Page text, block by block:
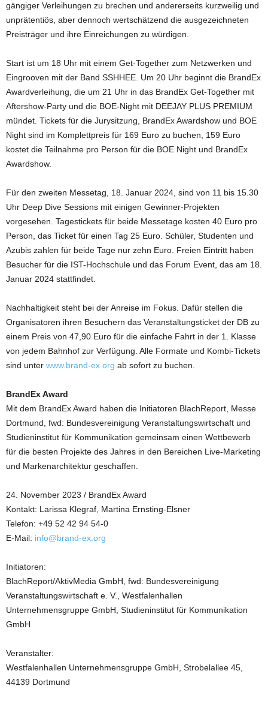
gängiger Verleihungen zu brechen und andererseits kurzweilig und
unprätentiös, aber dennoch wertschätzend die ausgezeichneten
Preisträger und ihre Einreichungen zu würdigen.
Start ist um 18 Uhr mit einem Get-Together zum Netzwerken und
Eingrooven mit der Band SSHHEE. Um 20 Uhr beginnt die BrandEx
Awardverleihung, die um 21 Uhr in das BrandEx Get-Together mit
Aftershow-Party und die BOE-Night mit DEEJAY PLUS PREMIUM
mündet. Tickets für die Jurysitzung, BrandEx Awardshow und BOE
Night sind im Komplettpreis für 169 Euro zu buchen, 159 Euro
kostet die Teilnahme pro Person für die BOE Night und BrandEx
Awardshow.
Für den zweiten Messetag, 18. Januar 2024, sind von 11 bis 15.30
Uhr Deep Dive Sessions mit einigen Gewinner-Projekten
vorgesehen. Tagestickets für beide Messetage kosten 40 Euro pro
Person, das Ticket für einen Tag 25 Euro. Schüler, Studenten und
Azubis zahlen für beide Tage nur zehn Euro. Freien Eintritt haben
Besucher für die IST-Hochschule und das Forum Event, das am 18.
Januar 2024 stattfindet.
Nachhaltigkeit steht bei der Anreise im Fokus. Dafür stellen die
Organisatoren ihren Besuchern das Veranstaltungsticket der DB zu
einem Preis von 47,90 Euro für die einfache Fahrt in der 1. Klasse
von jedem Bahnhof zur Verfügung. Alle Formate und Kombi-Tickets
sind unter www.brand-ex.org ab sofort zu buchen.
BrandEx Award
Mit dem BrandEx Award haben die Initiatoren BlachReport, Messe
Dortmund, fwd: Bundesvereinigung Veranstaltungswirtschaft und
Studieninstitut für Kommunikation gemeinsam einen Wettbewerb
für die besten Projekte des Jahres in den Bereichen Live-Marketing
und Markenarchitektur geschaffen.
24. November 2023 / BrandEx Award
Kontakt: Larissa Klegraf, Martina Ernsting-Elsner
Telefon: +49 52 42 94 54-0
E-Mail: info@brand-ex.org
Initiatoren:
BlachReport/AktivMedia GmbH, fwd: Bundesvereinigung
Veranstaltungswirtschaft e. V., Westfalenhallen
Unternehmensgruppe GmbH, Studieninstitut für Kommunikation
GmbH
Veranstalter:
Westfalenhallen Unternehmensgruppe GmbH, Strobelallee 45,
44139 Dortmund